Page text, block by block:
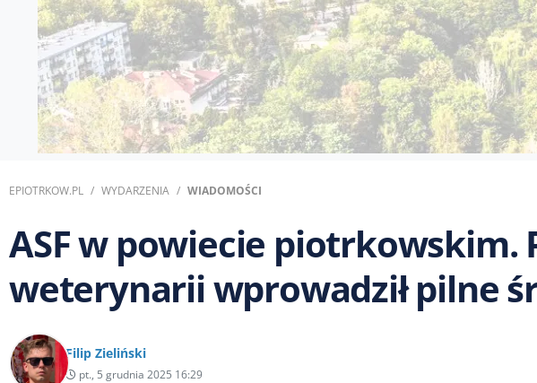
EPIOTRKOW.PL WYDARZENIA WIADOMOŚCI
ASF w powiecie piotrkowskim.
weterynarii wprowadził pilne
Filip Zieliński
pt., 5 grudnia 2025 16:29